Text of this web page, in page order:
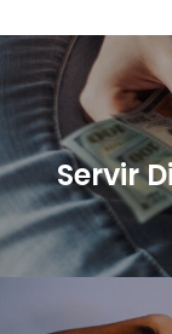
Navigation
de
l’article
Servir